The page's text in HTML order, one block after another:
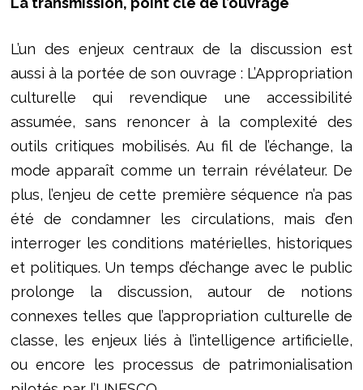
L’un des enjeux centraux de la discussion est
aussi à la portée de son ouvrage : L’Appropriation
culturelle qui revendique une accessibilité
assumée, sans renoncer à la complexité des
outils critiques mobilisés. Au fil de l’échange, la
mode apparaît comme un terrain révélateur. De
plus, l’enjeu de cette première séquence n’a pas
été de condamner les circulations, mais d’en
interroger les conditions matérielles, historiques
et politiques. Un temps d’échange avec le public
prolonge la discussion, autour de notions
connexes telles que l’appropriation culturelle de
classe, les enjeux liés à l’intelligence artificielle,
ou encore les processus de patrimonialisation